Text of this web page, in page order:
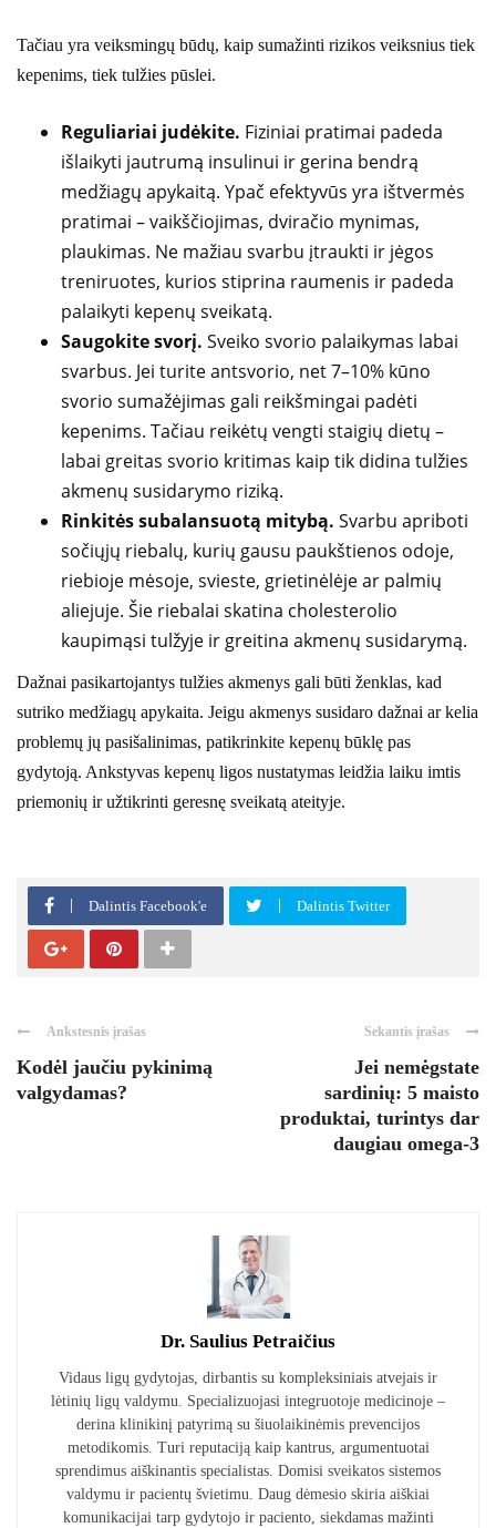
Tačiau yra veiksmingų būdų, kaip sumažinti rizikos veiksnius tiek
kepenims, tiek tulžies pūslei.
Reguliariai judėkite. Fiziniai pratimai padeda
išlaikyti jautrumą insulinui ir gerina bendrą
medžiagų apykaitą. Ypač efektyvūs yra ištvermės
pratimai – vaikščiojimas, dviračio mynimas,
plaukimas. Ne mažiau svarbu įtraukti ir jėgos
treniruotes, kurios stiprina raumenis ir padeda
palaikyti kepenų sveikatą.
Saugokite svorį. Sveiko svorio palaikymas labai
svarbus. Jei turite antsvorio, net 7–10% kūno
svorio sumažėjimas gali reikšmingai padėti
kepenims. Tačiau reikėtų vengti staigių dietų –
labai greitas svorio kritimas kaip tik didina tulžies
akmenų susidarymo riziką.
Rinkitės subalansuotą mitybą. Svarbu apriboti
sočiųjų riebalų, kurių gausu paukštienos odoje,
riebioje mėsoje, svieste, grietinėlėje ar palmių
aliejuje. Šie riebalai skatina cholesterolio
kaupimąsi tulžyje ir greitina akmenų susidarymą.
Dažnai pasikartojantys tulžies akmenys gali būti ženklas, kad
sutriko medžiagų apykaita. Jeigu akmenys susidaro dažnai ar kelia
problemų jų pasišalinimas, patikrinkite kepenų būklę pas
gydytoją. Ankstyvas kepenų ligos nustatymas leidžia laiku imtis
priemonių ir užtikrinti geresnę sveikatą ateityje.
Dalintis Facebook'e Dalintis Twitter
Ankstesnis įrašas
Kodėl jaučiu pykinimą
valgydamas?
Sekantis įrašas
Jei nemėgstate
sardinių: 5 maisto
produktai, turintys dar
daugiau omega-3
Dr. Saulius Petraičius
Vidaus ligų gydytojas, dirbantis su kompleksiniais atvejais ir
lėtinių ligų valdymu. Specializuojasi integruotoje medicinoje –
derina klinikinį patyrimą su šiuolaikinėmis prevencijos
metodikomis. Turi reputaciją kaip kantrus, argumentuotai
sprendimus aiškinantis specialistas. Domisi sveikatos sistemos
valdymu ir pacientų švietimu. Daug dėmesio skiria aiškiai
komunikacijai tarp gydytojo ir paciento, siekdamas mažinti